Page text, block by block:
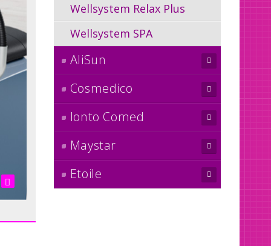
Wellsystem Relax Plus
Wellsystem SPA
AliSun
Cosmedico
Ionto Comed
Maystar
Etoile